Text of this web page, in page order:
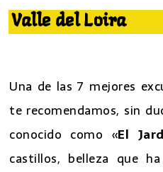
Valle del Loira
Una de las 7 mejores
te recomendamos, sin
conocido como «El
castillos, belleza que